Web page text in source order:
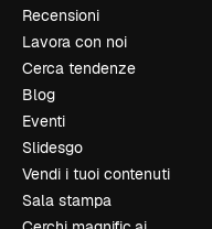
Recensioni
Lavora con noi
Cerca tendenze
Blog
Eventi
Slidesgo
Vendi i tuoi contenuti
Sala stampa